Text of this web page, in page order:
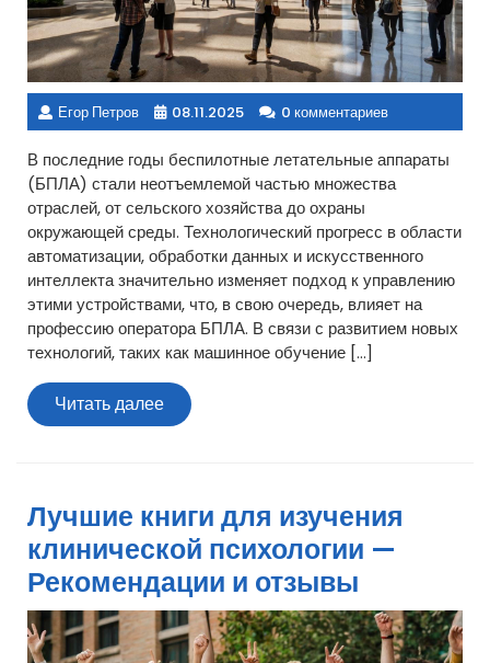
Егор Петров 08.11.2025 0 комментариев
В последние годы беспилотные летательные аппараты
(БПЛА) стали неотъемлемой частью множества
отраслей, от сельского хозяйства до охраны
окружающей среды. Технологический прогресс в области
автоматизации, обработки данных и искусственного
интеллекта значительно изменяет подход к управлению
этими устройствами, что, в свою очередь, влияет на
профессию оператора БПЛА. В связи с развитием новых
технологий, таких как машинное обучение […]
Читать далееЧитать
далее
Лучшие книги для изучения
клинической психологии —
Рекомендации и отзывы